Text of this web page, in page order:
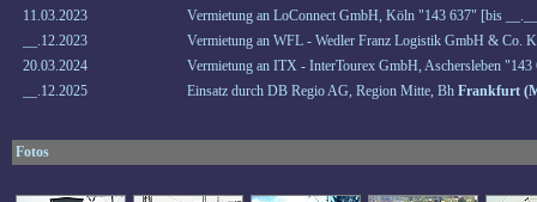
11.03.2023
Vermietung an LoConnect GmbH, Köln "143 637" [bis
__.12.2023
Vermietung an WFL - Wedler Franz Logistik GmbH & Co.
20.03.2024
Vermietung an ITX - InterTourex GmbH, Aschersleben
__.12.2025
Einsatz durch DB Regio AG, Region Mitte, Bh Frankfurt
Fotos